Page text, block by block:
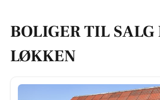
BOLIGER TIL SALG
LØKKEN